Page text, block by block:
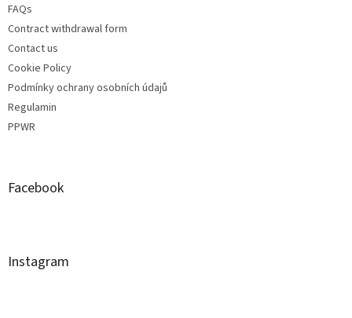
FAQs
Contract withdrawal form
Contact us
Cookie Policy
Podmínky ochrany osobních údajů
Regulamin
PPWR
Facebook
Instagram